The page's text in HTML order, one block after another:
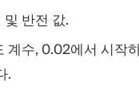
반전 값.
계수, 0.02에서 시작
.